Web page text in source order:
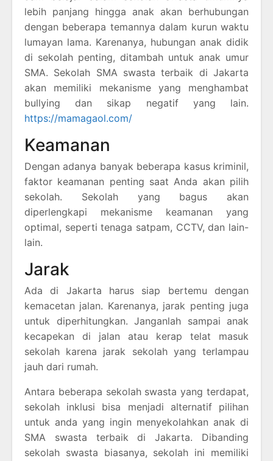
lebih panjang hingga anak akan berhubungan
dengan beberapa temannya dalam kurun waktu
lumayan lama. Karenanya, hubungan anak didik
di sekolah penting, ditambah untuk anak umur
SMA. Sekolah SMA swasta terbaik di Jakarta
akan memiliki mekanisme yang menghambat
bullying dan sikap negatif yang lain.
https://mamagaol.com/
Keamanan
Dengan adanya banyak beberapa kasus kriminil,
faktor keamanan penting saat Anda akan pilih
sekolah. Sekolah yang bagus akan
diperlengkapi mekanisme keamanan yang
optimal, seperti tenaga satpam, CCTV, dan lain-
lain.
Jarak
Ada di Jakarta harus siap bertemu dengan
kemacetan jalan. Karenanya, jarak penting juga
untuk diperhitungkan. Janganlah sampai anak
kecapekan di jalan atau kerap telat masuk
sekolah karena jarak sekolah yang terlampau
jauh dari rumah.
Antara beberapa sekolah swasta yang terdapat,
sekolah inklusi bisa menjadi alternatif pilihan
untuk anda yang ingin menyekolahkan anak di
SMA swasta terbaik di Jakarta. Dibanding
sekolah swasta biasanya, sekolah ini memiliki